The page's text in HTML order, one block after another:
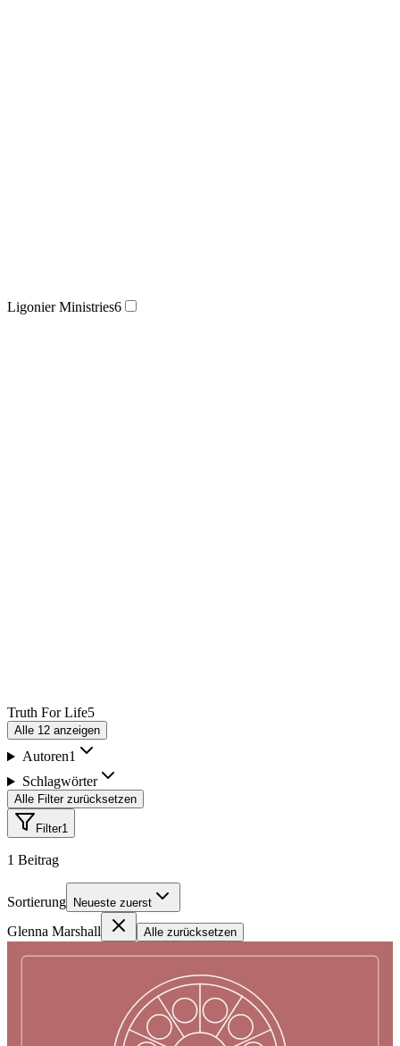
Ligonier Ministries6
Truth For Life5
Alle 12 anzeigen
Autoren1
Schlagwörter
Alle Filter zurücksetzen
Filter1
1 Beitrag
Sortierung Neueste zuerst
Glenna Marshall Alle zurücksetzen